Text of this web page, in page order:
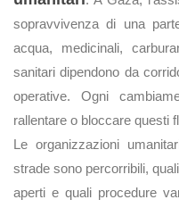
sopravvivenza di una
acqua, medicinali,
sanitari dipendono da
operative. Ogni
rallentare o bloccare questi
Le organizzazioni
strade sono percorribili,
aperti e quali procedure